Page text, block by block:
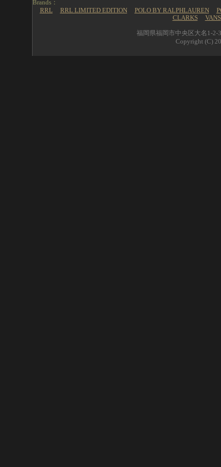
Brands：
RRL
RRL LIMITED EDITION POLO BY RALPHLAUREN
CLARKS
VANS
福岡県福岡市中央区大名1-2-
Copyright (C)